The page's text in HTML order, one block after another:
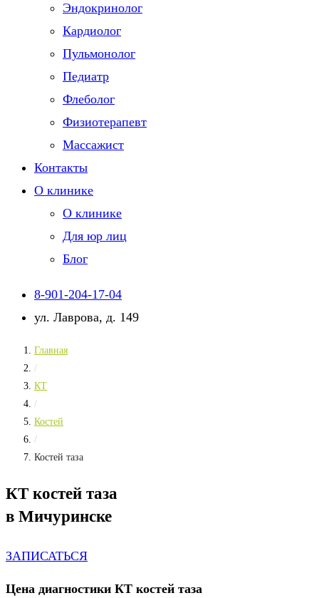
Эндокринолог
Кардиолог
Пульмонолог
Педиатр
Флеболог
Физиотерапевт
Массажист
Контакты
О клинике
О клинике
Для юр лиц
Блог
8-901-204-17-04
ул. Лаврова, д. 149
Главная
/
КТ
/
Костей
/
Костей таза
КТ костей таза
в Мичуринске
ЗАПИСАТЬСЯ
Цена диагностики КТ костей таза